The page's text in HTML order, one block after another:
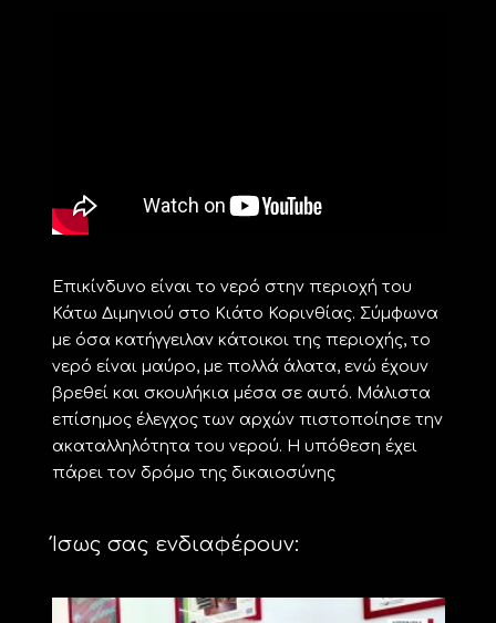
Επικίνδυνο είναι το νερό στην περιοχή του
Κάτω Διμηνιού στο Κιάτο Κορινθίας. Σύμφωνα
με όσα κατήγγειλαν κάτοικοι της περιοχής, το
νερό είναι μαύρο, με πολλά άλατα, ενώ έχουν
βρεθεί και σκουλήκια μέσα σε αυτό. Μάλιστα
επίσημος έλεγχος των αρχών πιστοποίησε την
ακαταλληλότητα του νερού. Η υπόθεση έχει
πάρει τον δρόμο της δικαιοσύνης
Ίσως σας ενδιαφέρουν: